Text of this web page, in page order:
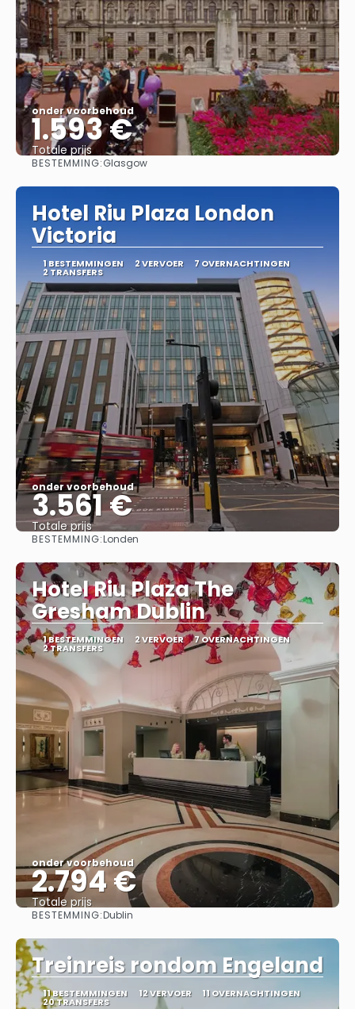
onder voorbehoud
1.593 €
Totale prijs
BESTEMMING:Glasgow
Hotel Riu Plaza London
Victoria
1 BESTEMMINGEN 2 VERVOER 7 OVERNACHTINGEN
2 TRANSFERS
onder voorbehoud
3.561 €
Totale prijs
BESTEMMING:Londen
Hotel Riu Plaza The
Gresham Dublin
1 BESTEMMINGEN 2 VERVOER 7 OVERNACHTINGEN
2 TRANSFERS
onder voorbehoud
2.794 €
Totale prijs
BESTEMMING:Dublin
Treinreis rondom Engeland
11 BESTEMMINGEN 12 VERVOER 11 OVERNACHTINGEN
20 TRANSFERS